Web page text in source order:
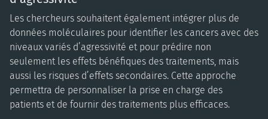
Les chercheurs souhaitent également intégrer plus de
données moléculaires pour identifier les cancers avec des
niveaux variés d’agressivité et pour prédire non
seulement les effets bénéfiques des traitements, mais
aussi les risques d’effets secondaires. Cette approche
permettra de personnaliser la prise en charge des
patients et de fournir des traitements plus efficaces.